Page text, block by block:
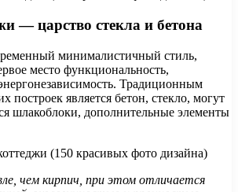
— царство стекла и бетона
минималистичный стиль,
место функциональность,
Традиционным
построек является бетон, стекло, могут
шлакоблоки, дополнительные элементы
чем кирпич, при этом отличается